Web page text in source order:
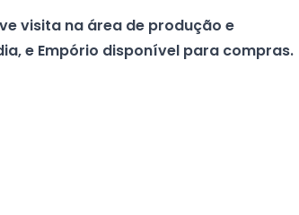
visita na área de produção e
e Empório disponível para compras.